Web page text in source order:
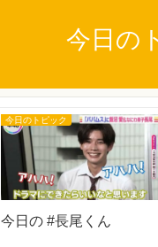
今日の
今日のトピック
今日の #長尾くん